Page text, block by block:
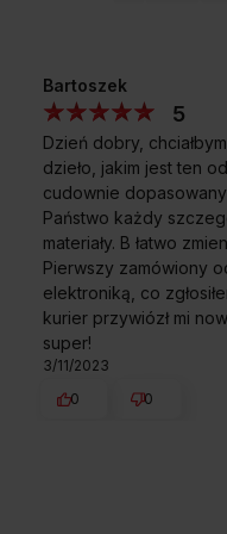
Bartoszek
5
Dzień dobry,
dzieło, jakim jest ten
cudownie
Państwo każdy
materiały. B łatwo
Pierwszy zamówiony
elektroniką, co
kurier przywiózł mi
super!
3/11/2023
0
0